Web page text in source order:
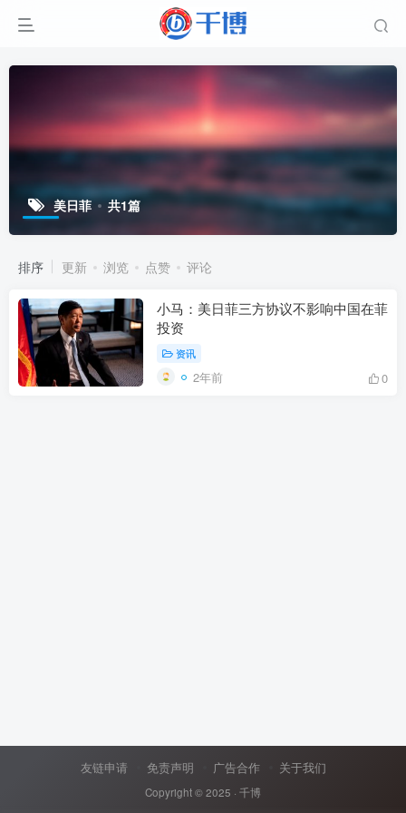
美日菲 共1篇
排序 更新 浏览 点赞 评论
小马：美日菲三方协议不影响中国在菲
投资
资讯
2年前 0
友链申请 免责声明 广告合作 关于我们
Copyright © 2025 · 千博